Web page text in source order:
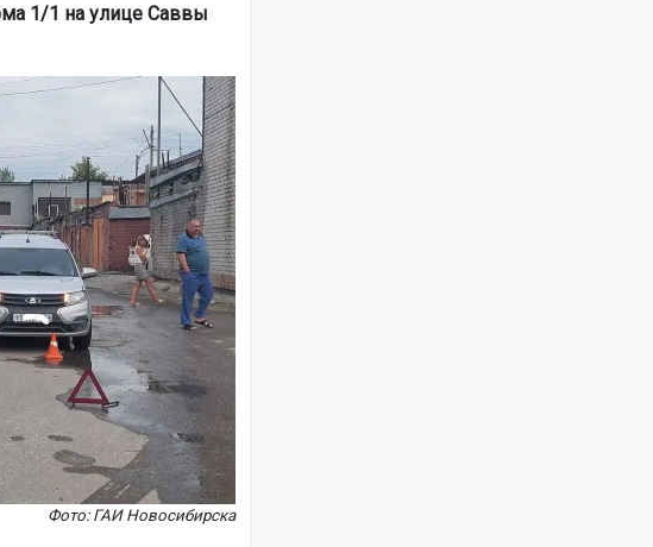
1/1 на улице Саввы
Фото: ГАИ Новосибирска